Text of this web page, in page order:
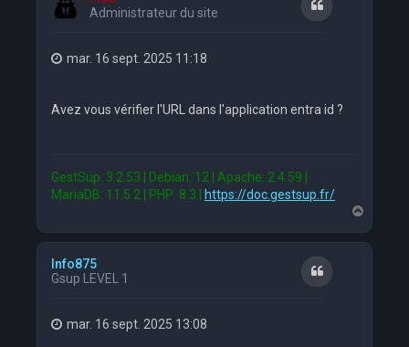
Administrateur du site
Citation
mar. 16 sept. 2025 11:18
Avez vous vérifier l'URL dans l'application entra id ?
GestSup: 3.2.53 | Debian: 12 | Apache: 2.4.59 |
MariaDB: 11.5.2 | PHP: 8.3 | https://doc.gestsup.fr/
a
Info875
Gsup LEVEL 1
Citation
mar. 16 sept. 2025 13:08